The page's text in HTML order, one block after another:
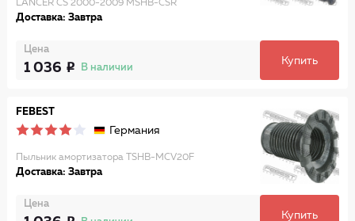
LANCER CS 2000-2009 MSHB-CSR
Доставка: Завтра
Цена
1 036 В наличии
Купить
FEBEST
Германия
Пыльник амортизатора TSHB-MCV20F
Доставка: Завтра
Цена
Купить